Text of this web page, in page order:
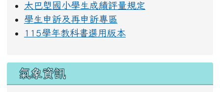
太巴塱國小學生成績評量規定
學生申訴及再申訴專區
115學年教科書選用版本
氣象資訊